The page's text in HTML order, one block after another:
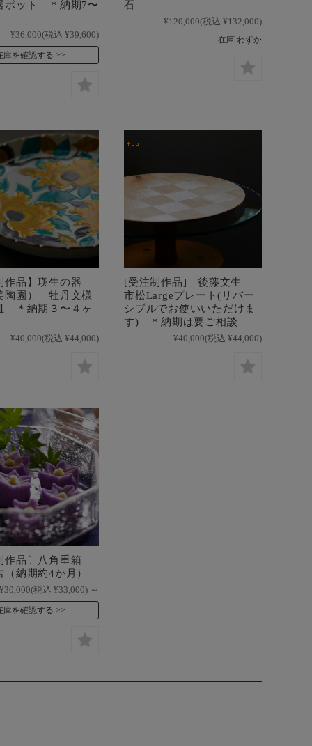
ット ＊納期7〜
¥36,000(税込 ¥39,600)
庫を確認する
石
¥120,000(税込 ¥132,000)
在庫 わずか
作品】瑛生の器
陶園） 牡丹文様
＊納期３〜４ヶ
¥40,000(税込 ¥44,000)
[受注制作品] 後藤文生
市松Largeプレート(リバー
シブルでお使いいただけま
す) ＊納期は要ご相談
¥40,000(税込 ¥44,000)
作品〕八角重箱
（納期約4か月）
¥30,000(税込 ¥33,000) ～
庫を確認する